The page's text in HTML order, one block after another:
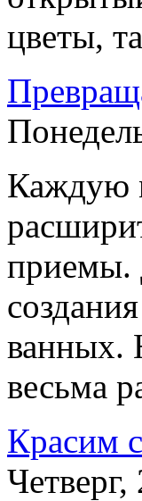
цветы,
Каждую
приемы.
ванных.
весьма
Красим